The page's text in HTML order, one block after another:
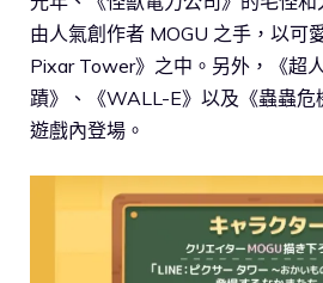
由人氣創作者 MOGU 之手，以可
Pixar Tower》之中。另外，《超
蹟》、《WALL-E》以及《蟲蟲危
遊戲內登場。